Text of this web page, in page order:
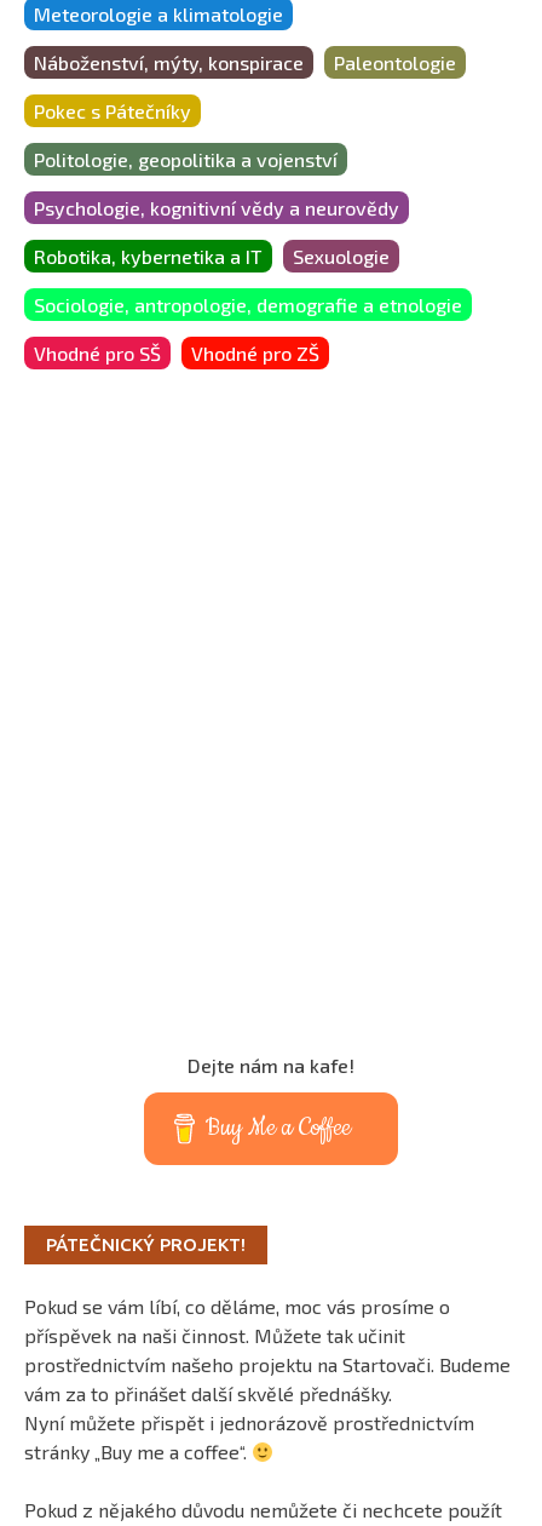
Meteorologie a klimatologie
Náboženství, mýty, konspirace Paleontologie
Pokec s Pátečníky
Politologie, geopolitika a vojenství
Psychologie, kognitivní vědy a neurovědy
Robotika, kybernetika a IT Sexuologie
Sociologie, antropologie, demografie a etnologie
Vhodné pro SŠ Vhodné pro ZŠ
Dejte nám na kafe!
Buy Me a Coffee
PÁTEČNICKÝ PROJEKT!
Pokud se vám líbí, co děláme, moc vás prosíme o
příspěvek na naši činnost. Můžete tak učinit
prostřednictvím našeho projektu na Startovači. Budeme
vám za to přinášet další skvělé přednášky.
Nyní můžete přispět i jednorázově prostřednictvím
stránky „Buy me a coffee“.
Pokud z nějakého důvodu nemůžete či nechcete použít